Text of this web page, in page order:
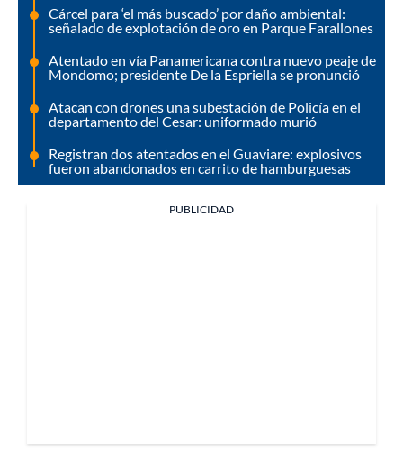
Cárcel para ‘el más buscado’ por daño ambiental:
señalado de explotación de oro en Parque Farallones
Atentado en vía Panamericana contra nuevo peaje de
Mondomo; presidente De la Espriella se pronunció
Atacan con drones una subestación de Policía en el
departamento del Cesar: uniformado murió
Registran dos atentados en el Guaviare: explosivos
fueron abandonados en carrito de hamburguesas
PUBLICIDAD